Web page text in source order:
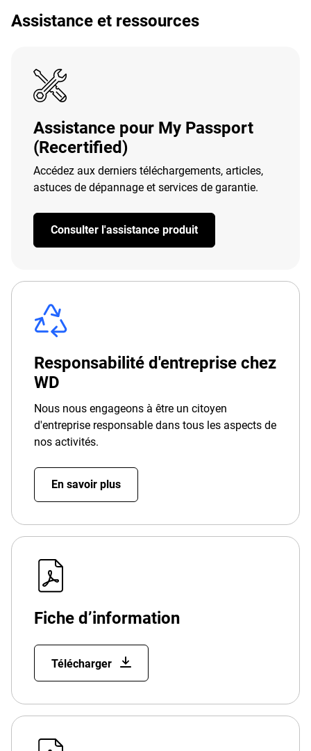
Assistance et ressources
Assistance pour My Passport
(Recertified)
Accédez aux derniers téléchargements, articles,
astuces de dépannage et services de garantie.
Consulter l'assistance produit
Responsabilité d'entreprise chez
WD
Nous nous engageons à être un citoyen
d'entreprise responsable dans tous les aspects de
nos activités.
En savoir plus
Fiche d’information
Télécharger